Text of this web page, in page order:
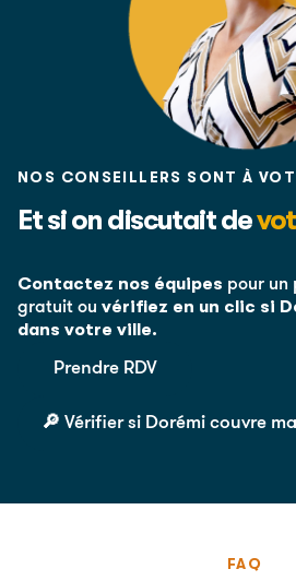
NOS CONSEILLERS SONT À
Et si on discutait de
Contactez nos équipes pour un
gratuit ou vérifiez en un clic si
dans votre ville.
Prendre RDV
🔎 Vérifier si Dorémi couvre
FAQ